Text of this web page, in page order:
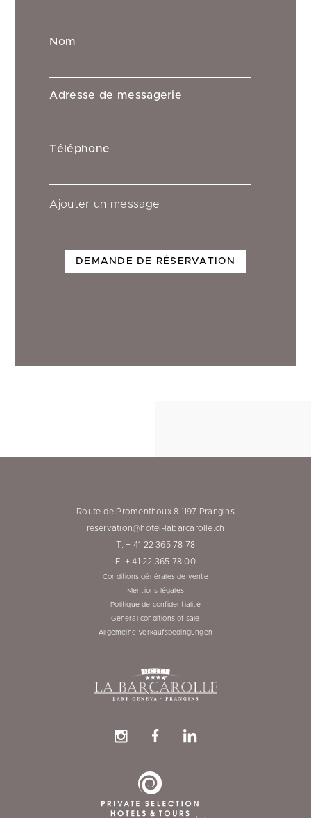
Nom
Adresse de messagerie
Téléphone
Ajouter un message
DEMANDE DE RÉSERVATION
Route de Promenthoux 8 1197 Prangins
reservation@hotel-labarcarolle.ch
T. + 41 22 365 78 78
F. + 41 22 365 78 00
Conditions générales de vente
Mentions légales
Politique de confidentialité
General conditions of sale
Allgemeine Verkaufsbedingungen